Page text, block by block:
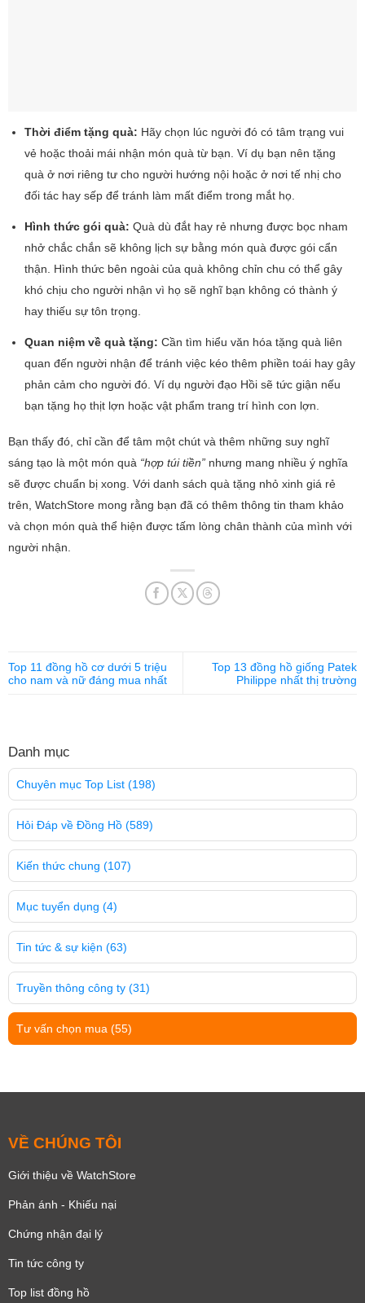
Thời điểm tặng quà: Hãy chọn lúc người đó có tâm trạng vui
vẻ hoặc thoải mái nhận món quà từ bạn. Ví dụ bạn nên tặng
quà ở nơi riêng tư cho người hướng nội hoặc ở nơi tế nhị cho
đối tác hay sếp để tránh làm mất điểm trong mắt họ.
Hình thức gói quà: Quà dù đắt hay rẻ nhưng được bọc nham
nhở chắc chắn sẽ không lịch sự bằng món quà được gói cẩn
thận. Hình thức bên ngoài của quà không chỉn chu có thể gây
khó chịu cho người nhận vì họ sẽ nghĩ bạn không có thành ý
hay thiếu sự tôn trọng.
Quan niệm về quà tặng: Cần tìm hiểu văn hóa tặng quà liên
quan đến người nhận để tránh việc kéo thêm phiền toái hay gây
phản cảm cho người đó. Ví dụ người đạo Hồi sẽ tức giận nếu
bạn tặng họ thịt lợn hoặc vật phẩm trang trí hình con lợn.
Bạn thấy đó, chỉ cần để tâm một chút và thêm những suy nghĩ
sáng tạo là một món quà “hợp túi tiền” nhưng mang nhiều ý nghĩa
sẽ được chuẩn bị xong. Với danh sách quà tặng nhỏ xinh giá rẻ
trên, WatchStore mong rằng bạn đã có thêm thông tin tham khảo
và chọn món quà thể hiện được tấm lòng chân thành của mình với
người nhận.
Top 11 đồng hồ cơ dưới 5 triệu
cho nam và nữ đáng mua nhất
Top 13 đồng hồ giống Patek
Philippe nhất thị trường
Danh mục
Chuyên mục Top List (198)
Hỏi Đáp về Đồng Hồ (589)
Kiến thức chung (107)
Mục tuyển dụng (4)
Tin tức & sự kiện (63)
Truyền thông công ty (31)
Tư vấn chọn mua (55)
VỀ CHÚNG TÔI
Giới thiệu về WatchStore
Phản ánh - Khiếu nại
Chứng nhận đại lý
Tin tức công ty
Top list đồng hồ